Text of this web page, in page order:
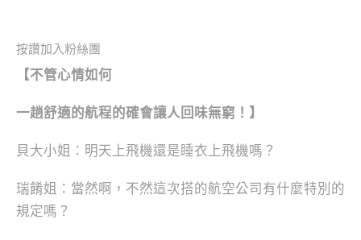
按讚加入粉絲團
【不管心情如何
一趟舒適的航程的確會讓人回味無窮！ 】
貝大小姐：明天上飛機還是睡衣上飛機嗎？
瑞餚姐：當然啊，不然這次搭的航空公司有什麼特別的
規定嗎？